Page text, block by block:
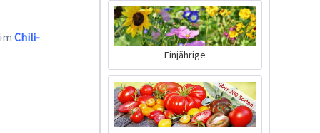
Chili-
Jetzt bestellen
Einjährige